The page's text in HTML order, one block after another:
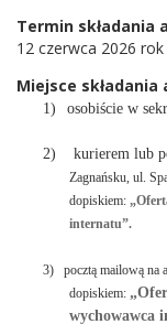
Termin składania
12 czerwca 2026
Miejsce składania
1) osobiście w
2) kurierem lub
Zagnańsku, ul.
dopiskiem:
internatu”.
3) pocztą mailową na
dopiskiem:
wychowawca